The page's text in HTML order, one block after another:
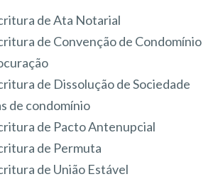
de Ata Notarial
de Convenção de Condomínio
de Dissolução de Sociedade
de condomínio
de Pacto Antenupcial
de Permuta
de União Estável